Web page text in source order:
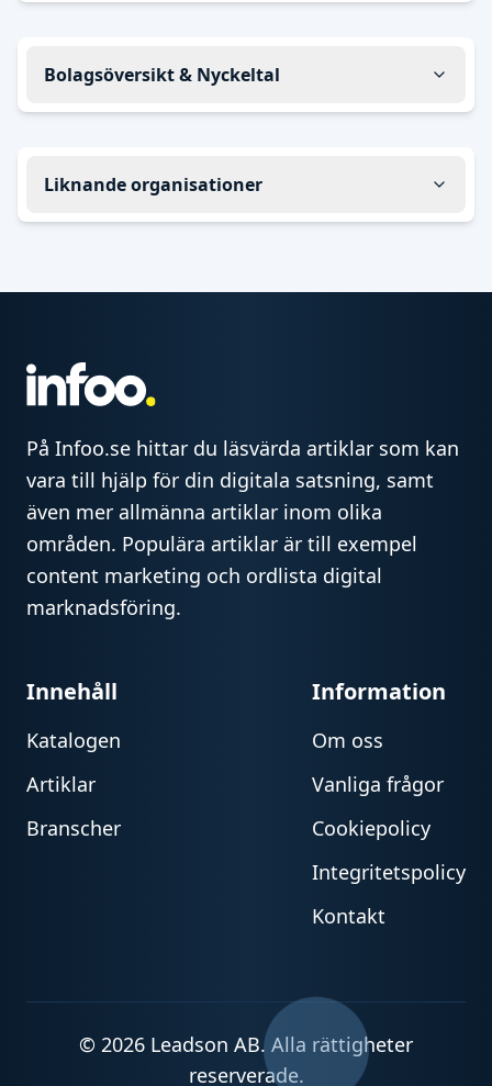
Bolagsöversikt & Nyckeltal
Liknande organisationer
På Infoo.se hittar du läsvärda artiklar som kan
vara till hjälp för din digitala satsning, samt
även mer allmänna artiklar inom olika
områden. Populära artiklar är till exempel
content marketing och ordlista digital
marknadsföring.
Innehåll
Katalogen
Artiklar
Branscher
Information
Om oss
Vanliga frågor
Cookiepolicy
Integritetspolicy
Kontakt
© 2026 Leadson AB. Alla rättigheter
reserverade.